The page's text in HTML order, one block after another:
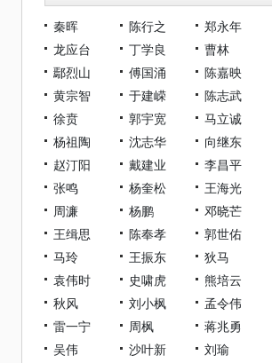
秦晖 陈行之
郑永年
龙应台
丁学良
曹林
鄢烈山
傅国涌
陈嘉映
黄宗智
于建嵘
陈志武
徐贲
郭宇宽
马立诚
杨祖陶
沈志华
向继东
赵汀阳
戴建业
李昌平
张鸣
杨奎松
王海光
周濂
杨鹏
邓晓芒
王缉思
陈奉孝
郭世佑
马玲
王振东
狄马
袁伟时
史啸虎
熊培云
秋风
刘小枫
孟令伟
雷一宁
周枫
蒋兆勇
吴伟
沙叶新
刘瑜